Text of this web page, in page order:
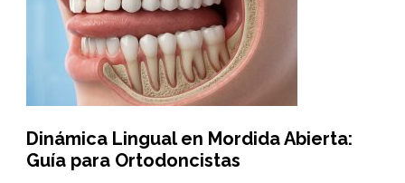
Dinámica Lingual en Mordida Abierta:
Guía para Ortodoncistas